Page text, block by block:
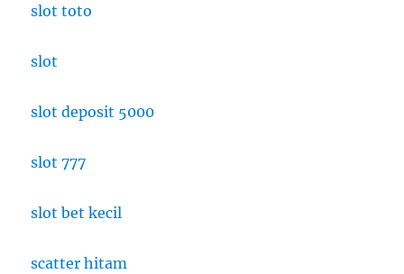
slot toto
slot
slot deposit 5000
slot 777
slot bet kecil
scatter hitam